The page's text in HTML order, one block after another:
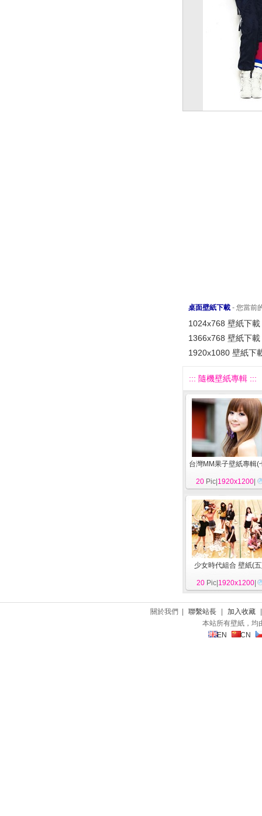
桌面壁紙下載 - 您當前
1024x768 壁紙下載
1366x768 壁紙下載
1920x1080 壁紙下
::: 隨機壁紙專輯 :::
台灣MM果子壁紙專輯(
20 Pic| 1920x1200
少女時代組合 壁紙(
20 Pic| 1920x1200
關於我們 | 聯繫站長 加入收藏
本站所有壁紙，均
EN
CN